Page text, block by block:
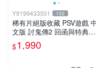
Y9199433501 132
稀有片絕版收藏 PSV遊戲
文版 討鬼傳2 回函與特典卡
齊全
$1,990